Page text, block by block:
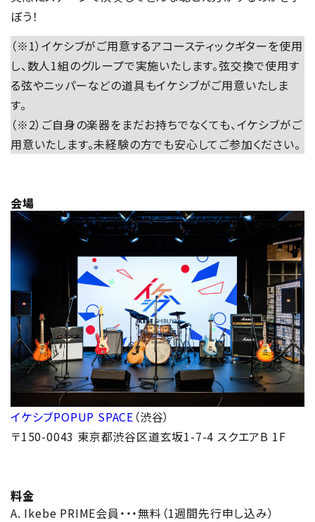
ぼう！
（※1）イケシブがご用意するアコースティックギターを使用
し、数人1組のグループで実施いたします。弦交換で使用す
る弦やニッパーなどの道具もイケシブがご用意いたしま
す。
（※2）ご自身の楽器をまだお持ちでなくても、イケシブがご
用意いたします。未経験の方でも安心してご参加ください。
会場
イケシブPOPUP SPACE （渋谷）
〒150-0043 東京都渋谷区道玄坂1-7-4 スクエアB 1F
料金
A. Ikebe PRIME会員・・・無料（1週間先行申し込み）